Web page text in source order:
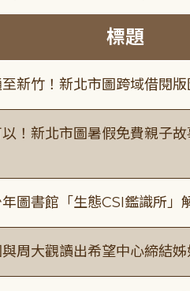
標題
至新竹！新北市圖跨域借閱
以！新北市圖暑假免費親子
年圖書館「生態CSI鑑識所」
與周大觀讀出希望中心締結